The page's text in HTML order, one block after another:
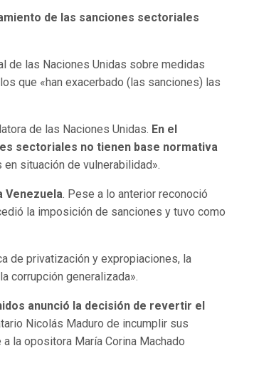
de las sanciones sectoriales
de las Naciones Unidas sobre medidas
que «han exacerbado (las sanciones) las
de las Naciones Unidas. En el
sectoriales no tienen base normativa
situación de vulnerabilidad».
Venezuela. Pese a lo anterior reconoció
la imposición de sanciones y tuvo como
de privatización y expropiaciones, la
corrupción generalizada».
anunció la decisión de revertir el
Nicolás Maduro de incumplir sus
la opositora María Corina Machado